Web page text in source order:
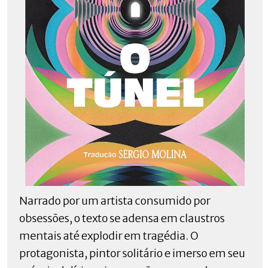
Narrado por um artista consumido por
obsessões, o texto se adensa em claustros
mentais até explodir em tragédia. O
protagonista, pintor solitário e imerso em seu